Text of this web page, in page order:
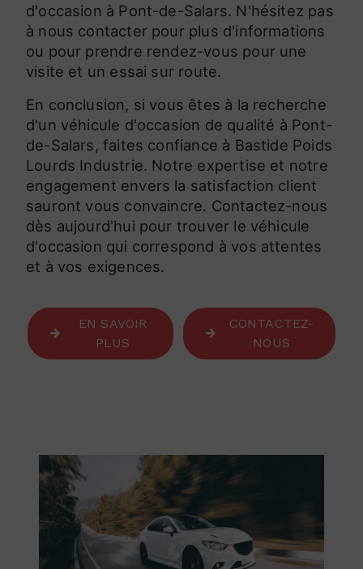
d'occasion à Pont-de-Salars. N'hésitez pas
à nous contacter pour plus d'informations
ou pour prendre rendez-vous pour une
visite et un essai sur route.
En conclusion, si vous êtes à la recherche
d'un véhicule d'occasion de qualité à Pont-
de-Salars, faites confiance à Bastide Poids
Lourds Industrie. Notre expertise et notre
engagement envers la satisfaction client
sauront vous convaincre. Contactez-nous
dès aujourd'hui pour trouver le véhicule
d'occasion qui correspond à vos attentes
et à vos exigences.
EN SAVOIR
PLUS
CONTACTEZ-
NOUS